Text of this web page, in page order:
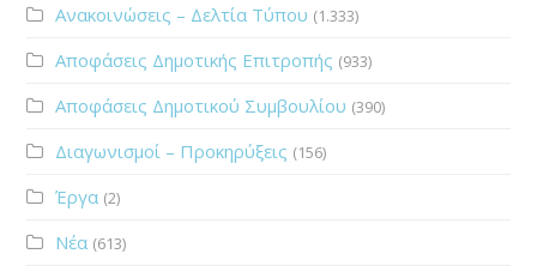
Ανακοινώσεις – Δελτία Τύπου (1.333)
Αποφάσεις Δημοτικής Επιτροπής (933)
Αποφάσεις Δημοτικού Συμβουλίου (390)
Διαγωνισμοί – Προκηρύξεις (156)
Έργα (2)
Νέα (613)